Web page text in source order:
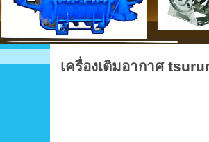
เครื่องเติมอากาศ